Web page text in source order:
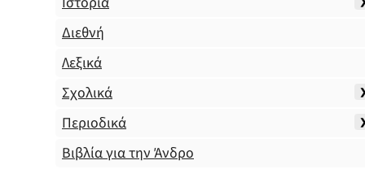
Διεθνή
Λεξικά
Σχολικά
Περιοδικά
Βιβλία για την Άνδρο